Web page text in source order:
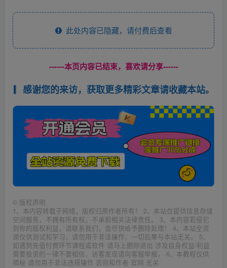
此处内容已隐藏，请付费后查看
------本页内容已结束，喜欢请分享------
感谢您的来访，获取更多精彩文章请收藏本站。
© 版权声明
1、本内容转载于网络，版权归原作者所有！ 2、本站仅提供信息存储
空间服务，不拥有所有权，不承担相关法律责任。 3、本内容若侵犯
到你的版权利益，请联系我们，会尽快给予删除处理！ 4、本站全资
源仅供测试和学习，请勿用于非法操作，一切后果与本站无关。 5、
如遇到充值付费环节课程或软件 请马上删除退出 涉及自身权益/利益
需要投资的一律不要相信，访客发现请向客服举报。 6、本教程仅供
揭秘 请勿用于非法违规操作 否则和作者 官网 无关